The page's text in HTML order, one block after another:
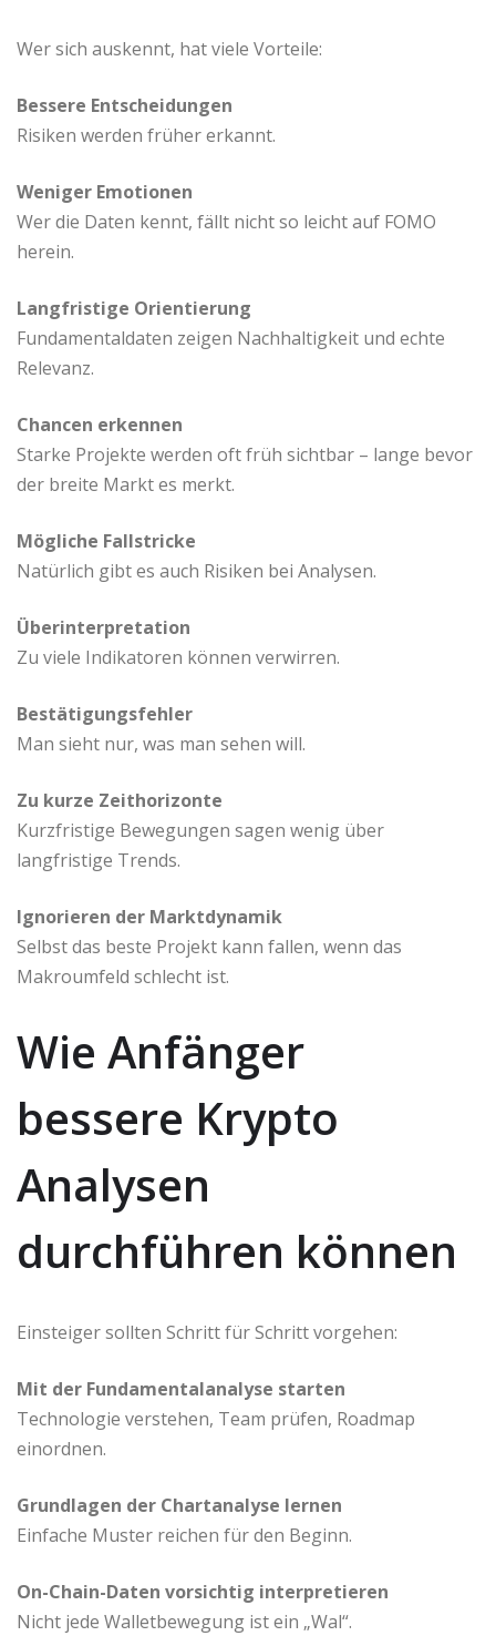
Wer sich auskennt, hat viele Vorteile:
Bessere Entscheidungen
Risiken werden früher erkannt.
Weniger Emotionen
Wer die Daten kennt, fällt nicht so leicht auf FOMO
herein.
Langfristige Orientierung
Fundamentaldaten zeigen Nachhaltigkeit und echte
Relevanz.
Chancen erkennen
Starke Projekte werden oft früh sichtbar – lange bevor
der breite Markt es merkt.
Mögliche Fallstricke
Natürlich gibt es auch Risiken bei Analysen.
Überinterpretation
Zu viele Indikatoren können verwirren.
Bestätigungsfehler
Man sieht nur, was man sehen will.
Zu kurze Zeithorizonte
Kurzfristige Bewegungen sagen wenig über
langfristige Trends.
Ignorieren der Marktdynamik
Selbst das beste Projekt kann fallen, wenn das
Makroumfeld schlecht ist.
Wie Anfänger
bessere Krypto
Analysen
durchführen können
Einsteiger sollten Schritt für Schritt vorgehen:
Mit der Fundamentalanalyse starten
Technologie verstehen, Team prüfen, Roadmap
einordnen.
Grundlagen der Chartanalyse lernen
Einfache Muster reichen für den Beginn.
On-Chain-Daten vorsichtig interpretieren
Nicht jede Walletbewegung ist ein „Wal“.